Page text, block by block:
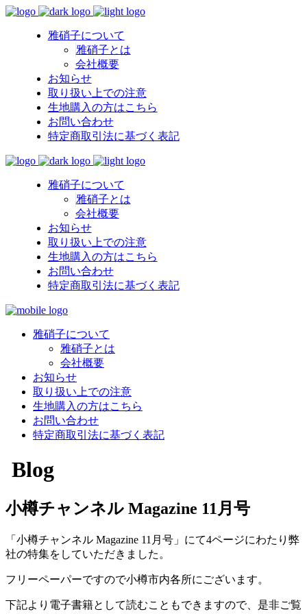
雅硝子について
雅硝子とは
会社概要
お知らせ
取り扱い上での注意
生地購入の方はこちら
お問い合わせ
特定商取引法に基づく表記
雅硝子について
雅硝子とは
会社概要
お知らせ
取り扱い上での注意
生地購入の方はこちら
お問い合わせ
特定商取引法に基づく表記
雅硝子について
雅硝子とは
会社概要
お知らせ
取り扱い上での注意
生地購入の方はこちら
お問い合わせ
特定商取引法に基づく表記
Blog
小樽チャンネル Magazine 11月号
「小樽チャンネル Magazine 11月号」にて4ページにわたり弊
社の特集をしていただきました。
フリーペーパーですので小樽市内各所にございます。
下記より電子書籍として読むこともできますので、是非ご覧